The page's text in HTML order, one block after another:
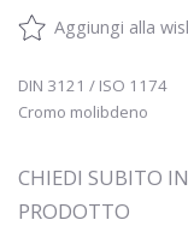
Aggiungi alla
DIN 3121 / ISO 1174
Cromo molibdeno
CHIEDI SUBITO
PRODOTTO